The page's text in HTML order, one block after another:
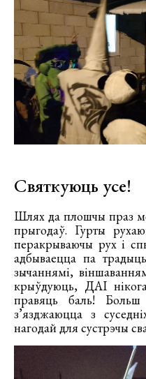
Святкуюць усе!
Шлях да плошчы праз
прыгодаў. Гурты
перакрываючы рух і
адбываецца па
зычаннямі,
крыўдуюць, ДАІ
правяць баль!
з’язджаюцца з
нагодай для сустрэчы